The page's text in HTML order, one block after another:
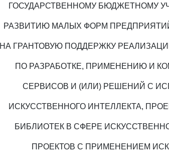
ГОСУДАРСТВЕННОМУ БЮДЖЕТНОМУ
РАЗВИТИЮ МАЛЫХ ФОРМ
НА ГРАНТОВУЮ ПОДДЕРЖКУ
ПО РАЗРАБОТКЕ, ПРИМЕНЕНИЮ И
СЕРВИСОВ И (ИЛИ) РЕШЕНИЙ С
ИСКУССТВЕННОГО ИНТЕЛЛЕКТА,
БИБЛИОТЕК В СФЕРЕ
ПРОЕКТОВ С ПРИМЕНЕНИЕМ